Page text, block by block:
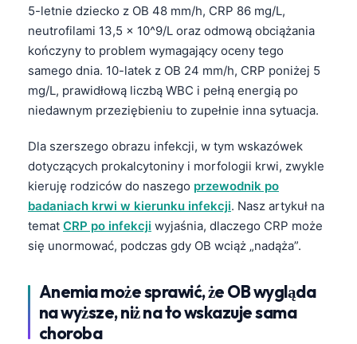
5-letnie dziecko z OB 48 mm/h, CRP 86 mg/L,
neutrofilami 13,5 x 10^9/L oraz odmową obciążania
kończyny to problem wymagający oceny tego
samego dnia. 10-latek z OB 24 mm/h, CRP poniżej 5
mg/L, prawidłową liczbą WBC i pełną energią po
niedawnym przeziębieniu to zupełnie inna sytuacja.
Dla szerszego obrazu infekcji, w tym wskazówek
dotyczących prokalcytoniny i morfologii krwi, zwykle
kieruję rodziców do naszego przewodnik po
badaniach krwi w kierunku infekcji. Nasz artykuł na
temat CRP po infekcji wyjaśnia, dlaczego CRP może
się unormować, podczas gdy OB wciąż „nadąża”.
Anemia może sprawić, że OB wygląda
na wyższe, niż na to wskazuje sama
choroba